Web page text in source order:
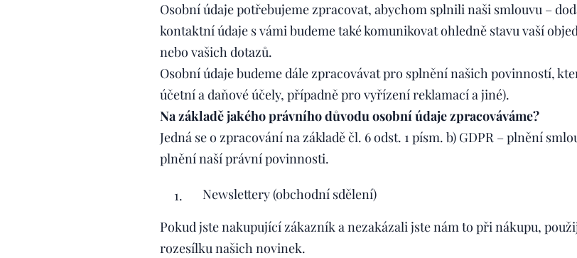
Osobní údaje potřebujeme zpracovat, abychom splnili naši smlouvu –
kontaktní údaje s vámi budeme také komunikovat ohledně stavu vaší
nebo vašich dotazů.
Osobní údaje budeme dále zpracovávat pro splnění našich povinností,
účetní a daňové účely, případně pro vyřízení reklamací a jiné).
Na základě jakého právního důvodu osobní údaje zpracováváme?
Jedná se o zpracování na základě čl. 6 odst. 1 písm. b) GDPR – plnění
plnění naší právní povinnosti.
Newslettery (obchodní sdělení)
Pokud jste nakupující zákazník a nezakázali jste nám to při nákupu,
rozesílku našich novinek.